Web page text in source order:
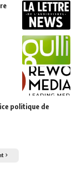
politique de